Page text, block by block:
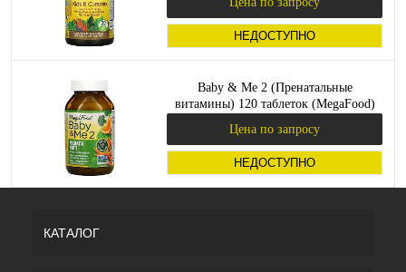
НЕДОСТУПНО
Baby & Me 2 (Пренатальные
витамины) 120 таблеток (MegaFood)
Цена по запросу
НЕДОСТУПНО
КАТАЛОГ